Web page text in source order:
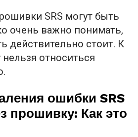
SRS могут быть
очень важно понимать,
действительно стоит. К
относиться
ошибки SRS
прошивку: Как это